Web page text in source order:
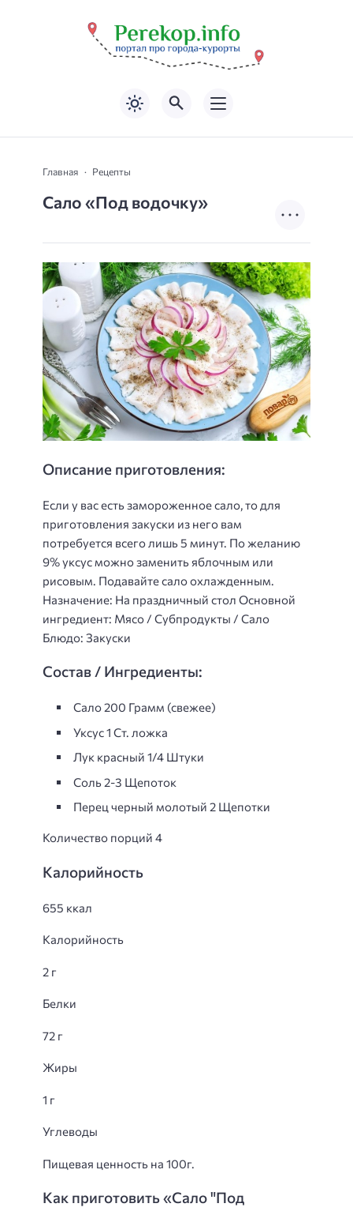
Главная Рецепты
Сало «Под водочку»
Описание приготовления:
Если у вас есть замороженное сало, то для
приготовления закуски из него вам
потребуется всего лишь 5 минут. По желанию
9% уксус можно заменить яблочным или
рисовым. Подавайте сало охлажденным.
Назначение: На праздничный стол Основной
ингредиент: Мясо / Субпродукты / Сало
Блюдо: Закуски
Состав / Ингредиенты:
Сало 200 Грамм (свежее)
Уксус 1 Ст. ложка
Лук красный 1/4 Штуки
Соль 2-3 Щепоток
Перец черный молотый 2 Щепотки
Количество порций 4
Калорийность
655 ккал
Калорийность
2 г
Белки
72 г
Жиры
1 г
Углеводы
Пищевая ценность на 100г.
Как приготовить «Сало "Под